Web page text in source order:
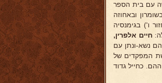
העולמית ב-1914, נשאר בארץ ועשה עם בית הספר
ובאחוזה
ו') בגימנסיה
חיים אלפרין,
נשא-ונתן עם
המפקדים של
כחייל גדוד